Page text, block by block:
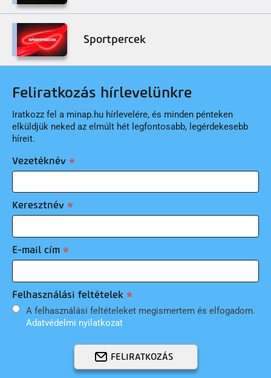
Sportpercek
Feliratkozás hírlevelünkre
Iratkozz fel a minap.hu hírlevelére, és minden pénteken
elküldjük neked az elmúlt hét legfontosabb, legérdekesebb
híreit.
Vezetéknév
Keresztnév
E-mail cím
Felhasználási feltételek
A felhasználási feltételeket megismertem és elfogadom.
Adatvédelmi nyilatkozat
FELIRATKOZÁS